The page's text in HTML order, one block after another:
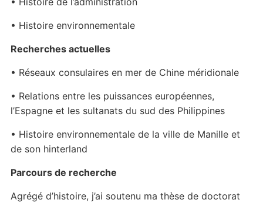
• Histoire environnementale
Recherches actuelles
• Réseaux consulaires en mer de Chine méridionale
• Relations entre les puissances européennes,
l’Espagne et les sultanats du sud des Philippines
• Histoire environnementale de la ville de Manille et
de son hinterland
Parcours de recherche
Agrégé d’histoire, j’ai soutenu ma thèse de doctorat